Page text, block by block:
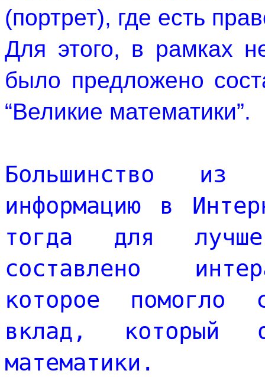
(портрет), где есть
Для этого, в рамках
было предложено
“Великие математики”.
Большинство из
информацию в
тогда для
составлено
которое помогло
вклад, который
математики.